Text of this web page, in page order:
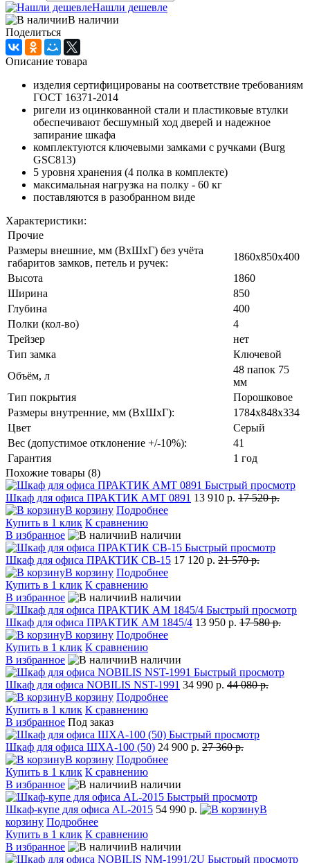
Нашли дешевле
В наличии
Поделиться
Описание товара
изделия сертифицированы на соответствие требованиям
ГОСТ 16371-2014
ригели из оцинкованной стали и пластиковые втулки
обеспечивают бесшумный ход дверей и надежное
запирание шкафа
комплектуются ключевыми замками с ручками (Burg
GSC813)
5 уровня хранения (4 полка в комплекте)
максимальная нагрузка на полку - 60 кг
поставляются в разобранном виде
Характеристики:
Прочие
Размеры внешние, мм (ВхШхГ) без учёта
габаритов замков, петель и ручек:
1860x850x400
Высота
1860
Ширина
850
Глубина
400
Полки (кол-во)
4
Трейзер
нет
Тип замка
Ключевой
Объём, л
48 папок 75
мм
Тип покрытия
Порошковое
Размеры внутренние, мм (ВхШхГ):
1784x848x334
Цвет
Серый
Вес (допустимое отклонение +/-10%):
41
Гарантия
1 год
Похожие товары (8)
Быстрый просмотр
Шкаф для офиса ПРАКТИК AMT 0891 13 910 р. 17 520 р.
В корзину Подробнее
Купить в 1 клик К сравнению
В избранное
В наличии
Быстрый просмотр
Шкаф для офиса ПРАКТИК СВ-15 17 120 р. 21 570 р.
В корзину Подробнее
Купить в 1 клик К сравнению
В избранное
В наличии
Быстрый просмотр
Шкаф для офиса ПРАКТИК AM 1845/4 13 950 р. 17 580 р.
В корзину Подробнее
Купить в 1 клик К сравнению
В избранное
В наличии
Быстрый просмотр
Шкаф для офиса NOBILIS NST-1991 34 990 р. 44 080 р.
В корзину Подробнее
Купить в 1 клик К сравнению
В избранное Под заказ
Быстрый просмотр
Шкаф для офиса ШХА-100 (50) 24 900 р. 27 360 р.
В корзину Подробнее
Купить в 1 клик К сравнению
В избранное
В наличии
Быстрый просмотр
Шкаф-купе для офиса AL-2015 54 990 р.
В
корзину Подробнее
Купить в 1 клик К сравнению
В избранное
В наличии
Быстрый просмотр